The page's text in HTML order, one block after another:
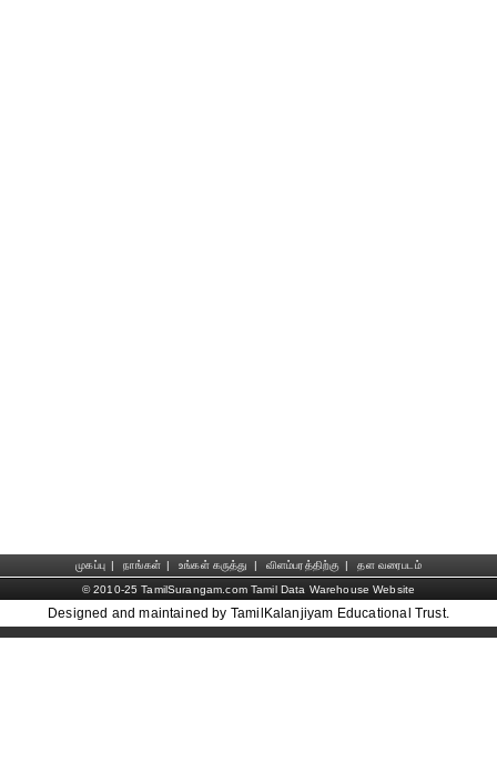
முகப்பு | நாங்கள் | உங்கள் கருத்து | விளம்பரத்திற்கு |
தள வரைபடம்
© 2010-25 TamilSurangam.com Tamil Data Warehouse Website
Designed and maintained by TamilKalanjiyam Educational Trust.